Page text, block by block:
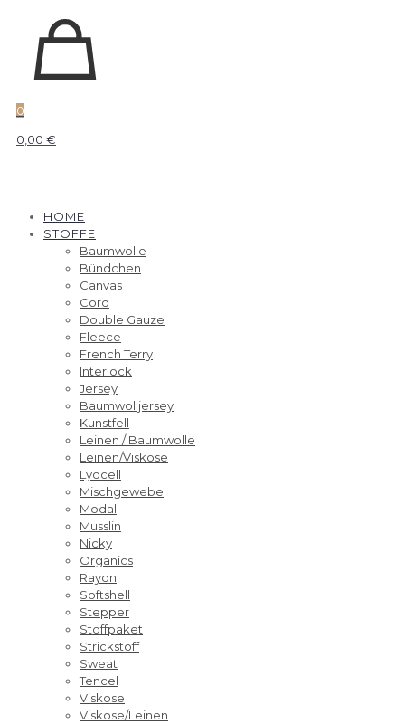
0
0,00 €
HOME
STOFFE
Baumwolle
Bündchen
Canvas
Cord
Double Gauze
Fleece
French Terry
Interlock
Jersey
Baumwolljersey
Kunstfell
Leinen / Baumwolle
Leinen/Viskose
Lyocell
Mischgewebe
Modal
Musslin
Nicky
Organics
Rayon
Softshell
Stepper
Stoffpaket
Strickstoff
Sweat
Tencel
Viskose
Viskose/Leinen